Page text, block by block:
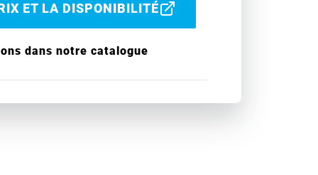
ET LA DISPONIBILITÉ
dans notre catalogue